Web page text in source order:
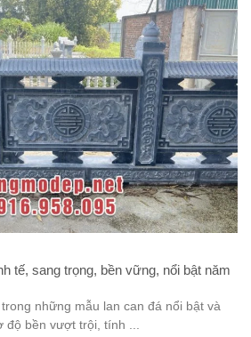
tế, sang trọng, bền vững, nổi bật năm
trong những mẫu lan can đá nổi bật và
bền vượt trội, tính ...